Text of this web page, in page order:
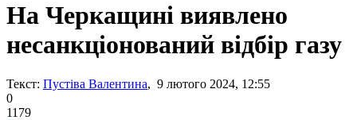
На Черкащині виявлено
несанкціонований відбір газу
Текст: Пустіва Валентина, 9 лютого 2024, 12:55
0
1179